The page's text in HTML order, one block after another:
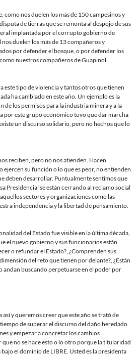
como nos duelen los más de 150 campesinos y
de tierras que se remonta al despojo de sus
implantada por el corrupto gobierno de
duelen los más de 13 compañeros y
por defender el bosque, o por defender los
nuestros compañeros de Guapinol.
este tipo de violencia y tantos otros que tienen
ha cambiado en este año. Un ejemplo es la
de los permisos para la industria minera y a la
por este grupo económico tuvo que dar marcha
un discurso solidario, pero no hechos que lo
reciben, pero no nos atienden. Hacen
ejercen su función o lo que es peor, no entienden
deben desarrollar. Puntualmente sentimos que
Presidencial se están cerrando al reclamo social
sectores y organizaciones como las
independencia y la libertad de pensamiento.
del Estado fue visible en la última década,
el nuevo gobierno y sus funcionarios están
o refundar el Estado?, ¿Comprenden sus
del reto que tienen por delante?, ¿Están
andan buscando perpetuarse en el poder por
y queremos creer que este año se trató de
de superar el discurso del daño heredado
y empezar a concretar los cambios
que no se hace esto o lo otro porque la titularidad
el dominio de LIBRE. Usted es la presidenta